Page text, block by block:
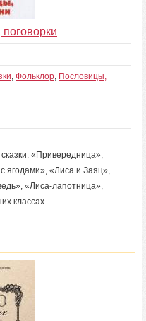
, Фольклор, Пословицы,
«Привередница»,
ягодами», «Лиса и Заяц»,
«Лиса-лапотница»,
классах.